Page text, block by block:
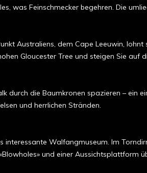
was Feinschmecker begehren. Die
Australiens, dem Cape Leeuwin,
Gloucester Tree und steigen Sie
durch die Baumkronen spazieren – ein
und herrlichen Stränden.
Walfangmuseum. Im
und einer Aussichtsplattform